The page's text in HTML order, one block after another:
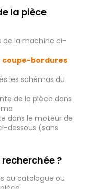
la pièce
de la machine ci-
coupe-bordures
les schémas du
de la pièce dans
dans le moteur de
dessous (sans
?
au catalogue ou